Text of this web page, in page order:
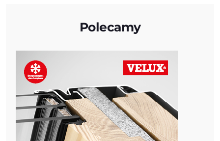
Polecamy